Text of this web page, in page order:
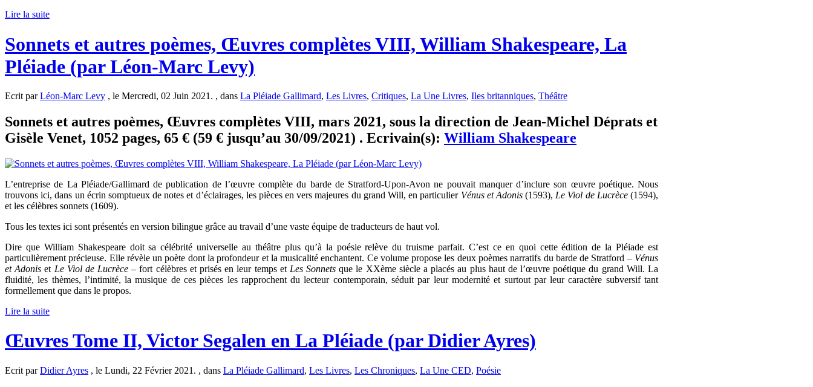
Lire la suite
Sonnets et autres poèmes, Œuvres complètes VIII, William Shakespeare, La
Pléiade (par Léon-Marc Levy)
Ecrit parLéon-Marc Levy , le Mercredi, 02 Juin 2021. , dans La Pléiade Gallimard, Les Livres, Critiques, La Une Livres, Iles britanniques, Théâtre
Sonnets et autres poèmes, Œuvres complètes VIII, mars 2021, sous la direction de Jean-Michel Déprats et
Gisèle Venet, 1052 pages, 65 € (59 € jusqu’au 30/09/2021) . Ecrivain(s): William Shakespeare
L’entreprise de La Pléiade/Gallimard de publication de l’œuvre complète du barde de Stratford-Upon-Avon ne pouvait manquer d’inclure son œuvre poétique. Nous
trouvons ici, dans un écrin somptueux de notes et d’éclairages, les pièces en vers majeures du grand Will, en particulier Vénus et Adonis(1593), Le Viol de Lucrèce(1594),
et les célèbres sonnets (1609).
Tous les textes ici sont présentés en version bilingue grâce au travail d’une vaste équipe de traducteurs de haut vol.
Dire que William Shakespeare doit sa célébrité universelle au théâtre plus qu’à la poésie relève du truisme parfait. C’est ce en quoi cette édition de la Pléiade est
particulièrement précieuse. Elle révèle un poète dont la profondeur et la musicalité enchantent. Ce volume propose les deux poèmes narratifs du barde de Stratford – Vénus
et Adonis et Le Viol de Lucrèce– fort célèbres et prisés en leur temps et Les Sonnets que le XXème siècle a placés au plus haut de l’œuvre poétique du grand Will. La
fluidité, les thèmes, l’intimité, la musique de ces pièces les rapprochent du lecteur contemporain, séduit par leur modernité et surtout par leur caractère subversif tant
formellement que dans le propos.
Lire la suite
Œuvres Tome II, Victor Segalen en La Pléiade (par Didier Ayres)
Ecrit parDidier Ayres , le Lundi, 22 Février 2021. , dans La Pléiade Gallimard, Les Livres, Les Chroniques, La Une CED, Poésie